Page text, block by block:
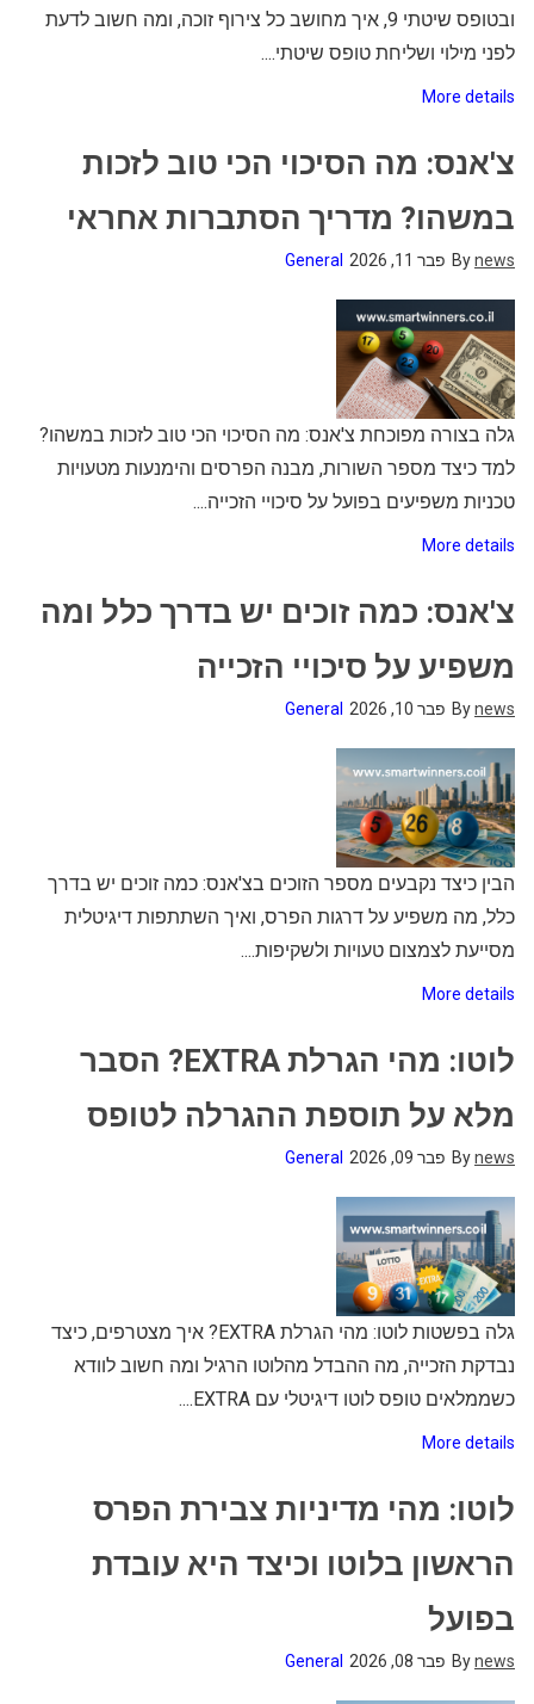
ובטופס שיטתי 9, איך מחושב כל צירוף זוכה, ומה חשוב לדעת
לפני מילוי ושליחת טופס שיטתי....
More details
צ'אנס: מה הסיכוי הכי טוב לזכות
במשהו? מדריך הסתברות אחראי
Bynews פבר 11, 2026 General
גלה בצורה מפוכחת צ'אנס: מה הסיכוי הכי טוב לזכות במשהו?
למד כיצד מספר השורות, מבנה הפרסים והימנעות מטעויות
טכניות משפיעים בפועל על סיכויי הזכייה....
More details
צ'אנס: כמה זוכים יש בדרך כלל ומה
משפיע על סיכויי הזכייה
Bynews פבר 10, 2026 General
הבין כיצד נקבעים מספר הזוכים בצ'אנס: כמה זוכים יש בדרך
כלל, מה משפיע על דרגות הפרס, ואיך השתתפות דיגיטלית
מסייעת לצמצום טעויות ולשקיפות....
More details
לוטו: מהי הגרלת EXTRA? הסבר
מלא על תוספת ההגרלה לטופס
Bynews פבר 09, 2026 General
גלה בפשטות לוטו: מהי הגרלת EXTRA? איך מצטרפים, כיצד
נבדקת הזכייה, מה ההבדל מהלוטו הרגיל ומה חשוב לוודא
כשממלאים טופס לוטו דיגיטלי עם EXTRA....
More details
לוטו: מהי מדיניות צבירת הפרס
הראשון בלוטו וכיצד היא עובדת
בפועל
Bynews פבר 08, 2026 General